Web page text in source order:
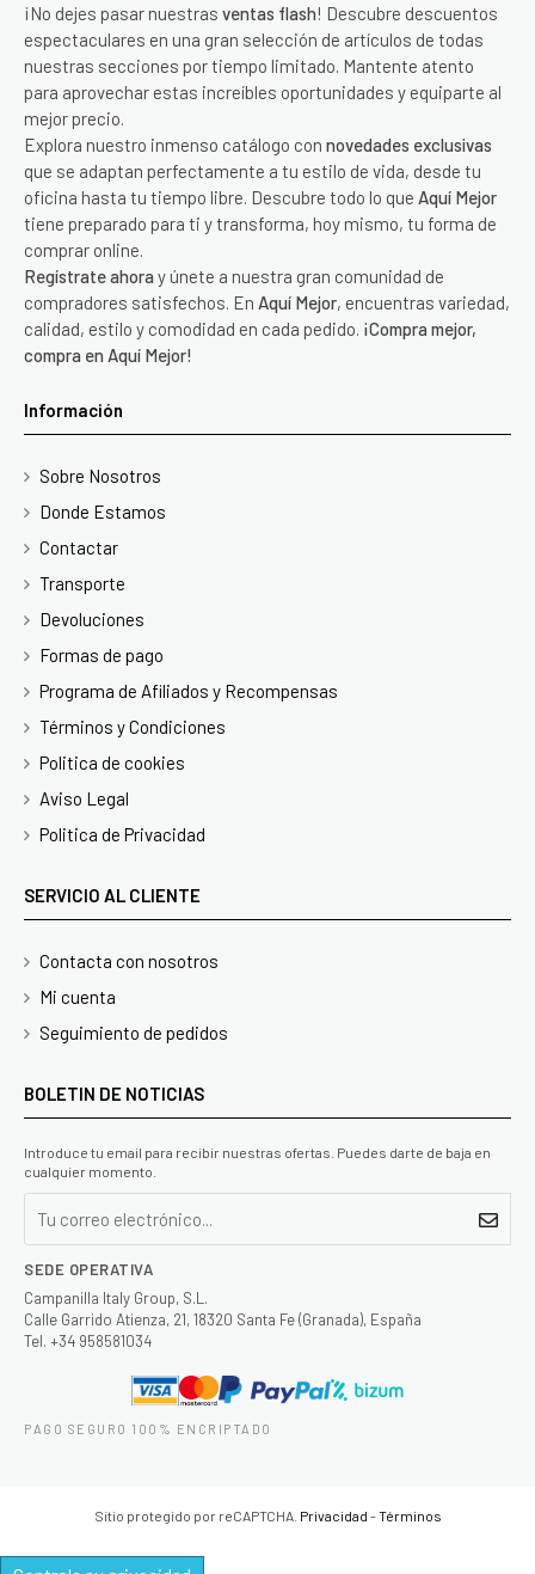
¡No dejes pasar nuestras ventas flash! Descubre descuentos
espectaculares en una gran selección de artículos de todas
nuestras secciones por tiempo limitado. Mantente atento
para aprovechar estas increíbles oportunidades y equiparte al
mejor precio.
Explora nuestro inmenso catálogo con novedades exclusivas
que se adaptan perfectamente a tu estilo de vida, desde tu
oficina hasta tu tiempo libre. Descubre todo lo que Aquí Mejor
tiene preparado para ti y transforma, hoy mismo, tu forma de
comprar online.
Regístrate ahora y únete a nuestra gran comunidad de
compradores satisfechos. En Aquí Mejor, encuentras variedad,
calidad, estilo y comodidad en cada pedido. ¡Compra mejor,
compra en Aquí Mejor!
Información
Sobre Nosotros
Donde Estamos
Contactar
Transporte
Devoluciones
Formas de pago
Programa de Afiliados y Recompensas
Términos y Condiciones
Politica de cookies
Aviso Legal
Politica de Privacidad
SERVICIO AL CLIENTE
Contacta con nosotros
Mi cuenta
Seguimiento de pedidos
BOLETIN DE NOTICIAS
Introduce tu email para recibir nuestras ofertas. Puedes darte de baja en
cualquier momento.
SEDE OPERATIVA
Campanilla Italy Group, S.L.
Calle Garrido Atienza, 21, 18320 Santa Fe (Granada), España
Tel. +34 958581034
PAGO SEGURO 100% ENCRIPTADO
Sitio protegido por reCAPTCHA. Privacidad -Términos